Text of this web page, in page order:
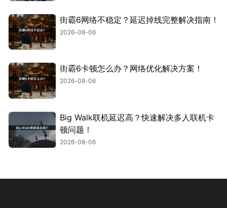
街霸6网络不稳定？延迟掉线完整解决指南！
2026-08-06
街霸6卡顿怎么办？网络优化解决方案！
2026-08-06
Big Walk联机延迟高？快速解决多人联机卡
顿问题！
2026-08-06